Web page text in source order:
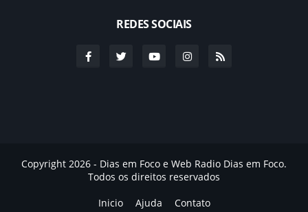
REDES SOCIAIS
Copyright 2026 - Dias em Foco e Web Radio Dias em Foco.
Todos os direitos reservados
Inicio
Ajuda Contato